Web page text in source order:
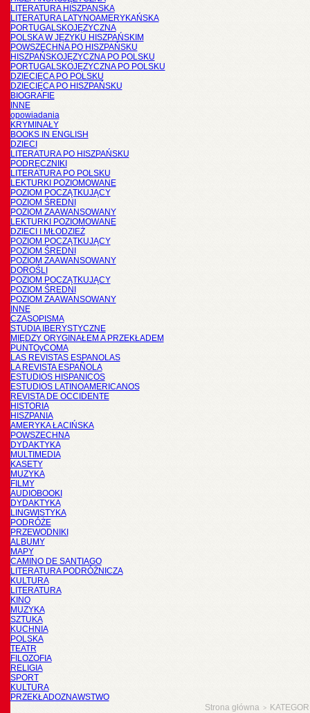
LITERATURA HISZPANSKA
LITERATURA LATYNOAMERYKAŃSKA
PORTUGALSKOJĘZYCZNA
POLSKA W JĘZYKU HISZPAŃSKIM
POWSZECHNA PO HISZPAŃSKU
HISZPAŃSKOJĘZYCZNA PO POLSKU
PORTUGALSKOJĘZYCZNA PO POLSKU
DZIECIĘCA PO POLSKU
DZIECIĘCA PO HISZPAŃSKU
BIOGRAFIE
INNE
opowiadania
KRYMINAŁY
BOOKS IN ENGLISH
DZIECI
LITERATURA PO HISZPAŃSKU
PODRĘCZNIKI
LITERATURA PO POLSKU
LEKTURKI POZIOMOWANE
POZIOM POCZĄTKUJĄCY
POZIOM ŚREDNI
POZIOM ZAAWANSOWANY
LEKTURKI POZIOMOWANE
DZIECI I MŁODZIEŻ
POZIOM POCZĄTKUJĄCY
POZIOM ŚREDNI
POZIOM ZAAWANSOWANY
DOROŚLI
POZIOM POCZĄTKUJĄCY
POZIOM ŚREDNI
POZIOM ZAAWANSOWANY
INNE
CZASOPISMA
STUDIA IBERYSTYCZNE
MIĘDZY ORYGINAŁEM A PRZEKŁADEM
PUNTOyCOMA
LAS REVISTAS ESPANOLAS
LA REVISTA ESPAÑOLA
ESTUDIOS HISPANICOS
ESTUDIOS LATINOAMERICANOS
REVISTA DE OCCIDENTE
HISTORIA
HISZPANIA
AMERYKA ŁACIŃSKA
POWSZECHNA
DYDAKTYKA
MULTIMEDIA
KASETY
MUZYKA
FILMY
AUDIOBOOKI
DYDAKTYKA
LINGWISTYKA
PODRÓŻE
PRZEWODNIKI
ALBUMY
MAPY
CAMINO DE SANTIAGO
LITERATURA PODRÓŻNICZA
KULTURA
LITERATURA
KINO
MUZYKA
SZTUKA
KUCHNIA
POLSKA
TEATR
FILOZOFIA
RELIGIA
SPORT
KULTURA
PRZEKŁADOZNAWSTWO
Strona główna >